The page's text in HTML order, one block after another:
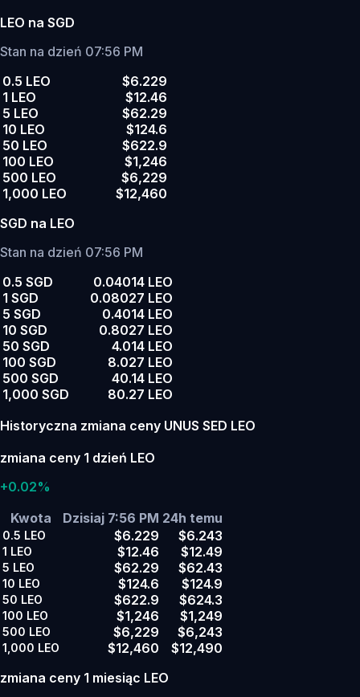
LEO na SGD
Stan na dzień 07:56 PM
0.5 LEO
$6.229
1 LEO
$12.46
5 LEO
$62.29
10 LEO
$124.6
50 LEO
$622.9
100 LEO
$1,246
500 LEO
$6,229
1,000 LEO
$12,460
SGD na LEO
Stan na dzień 07:56 PM
0.5 SGD
0.04014 LEO
1 SGD
0.08027 LEO
5 SGD
0.4014 LEO
10 SGD
0.8027 LEO
50 SGD
4.014 LEO
100 SGD
8.027 LEO
500 SGD
40.14 LEO
1,000 SGD
80.27 LEO
Historyczna zmiana ceny UNUS SED LEO
zmiana ceny 1 dzień LEO
+0.02%
Kwota
Dzisiaj 7:56 PM 24h temu
0.5 LEO $6.229 $6.243
1 LEO $12.46 $12.49
5 LEO $62.29 $62.43
10 LEO $124.6 $124.9
50 LEO $622.9 $624.3
100 LEO $1,246 $1,249
500 LEO $6,229 $6,243
1,000 LEO $12,460
$12,490
zmiana ceny 1 miesiąc LEO